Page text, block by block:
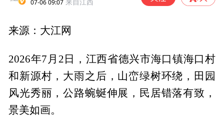
07-06 09:07 来自江西
来源：大江网
2026年7月2日，江西省德兴市海口镇海口村
和新源村，大雨之后，山峦绿树环绕，田园
风光秀丽，公路蜿蜒伸展，民居错落有致，
景美如画。